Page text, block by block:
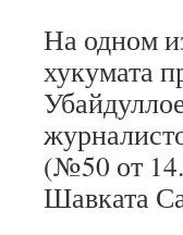
На одном
хукумата
(№50 от
Шавката